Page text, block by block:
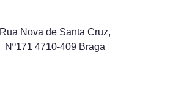
Rua Nova de Santa Cruz,
Nº171 4710-409 Braga